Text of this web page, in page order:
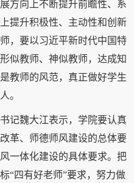
方向上不断提升前瞻性、系
提升积极性、主动性和创新
，要以习近平新时代中国特
似教师、神似教师，达成知
教师的风范，真正做好学生
。
记魏大江表示，学院要认真
革、师德师风建设的总体要
一体化建设的具体要求。把
“四有好老师”要求，努力做